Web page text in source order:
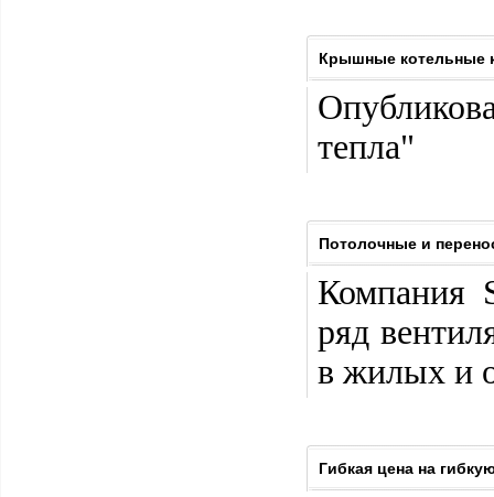
Крышные котельные
тепла"
Потолочные и
Компания
ряд
в жилых и
Гибкая цена на